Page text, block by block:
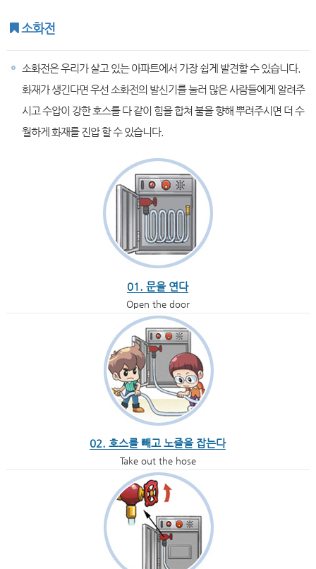
소화전
소화전은 우리가 살고 있는 아파트에서 가장 쉽게 발견할 수 있습니다.
화재가 생긴다면 우선 소화전의 발신기를 눌러 많은 사람들에게 알려주
시고 수압이 강한 호스를 다 같이 힘을 합쳐 불을 향해 뿌려주시면 더 수
월하게 화재를 진압 할 수 있습니다.
01. 문을 연다
Open the door
02. 호스를 빼고 노즐을 잡는다
Take out the hose